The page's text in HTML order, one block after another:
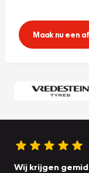
Maak nu een
Wij krijgen